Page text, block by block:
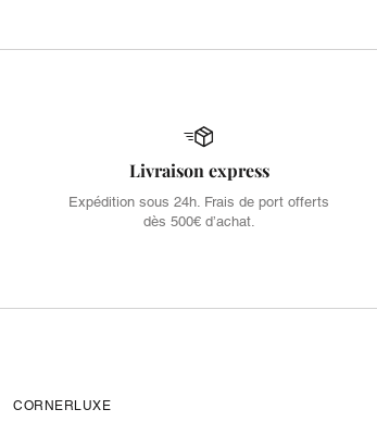
Livraison express
Expédition sous 24h. Frais de port offerts
dès 500€ d’achat.
CORNERLUXE